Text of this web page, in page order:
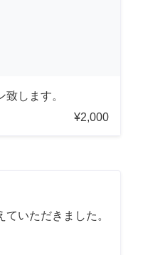
します。
¥2,000
いただきました。